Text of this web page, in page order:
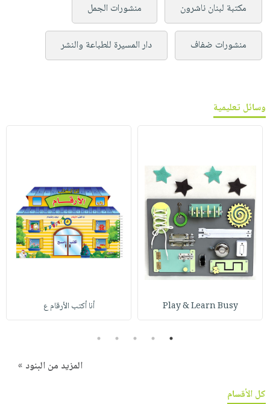
مكتبة لبنان ناشرون منشورات الجمل
منشورات ضفاف دار المسيرة للطباعة والنشر
وسائل تعليمية
Play & Learn Busy أنا أكتب الأرقام ع
1
2
3
4
5
المزيد من البنود »
كل الأقسام